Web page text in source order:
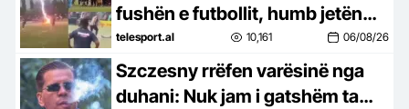
fushën e futbollit, humb jetën
një lojtar dhe plagosen 12 të
tjerë
telesport.al 10,161 06/08/26
Szczesny rrëfen varësinë nga
duhani: Nuk jam i gatshëm ta